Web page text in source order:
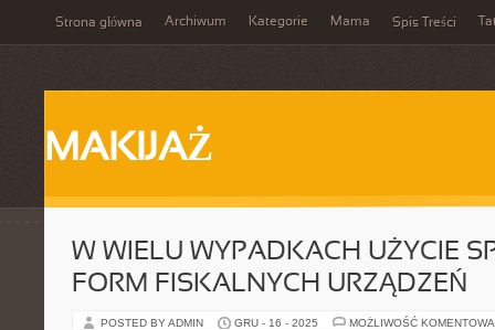
Strona główna Archiwum Kategorie Mama Spis Treści
MAKIJAŻ
W WIELU WYPADKACH UŻYCIE
FORM FISKALNYCH URZĄDZEŃ
POSTED BY ADMIN GRU - 16 - 2025 MOŻLIWOŚĆ